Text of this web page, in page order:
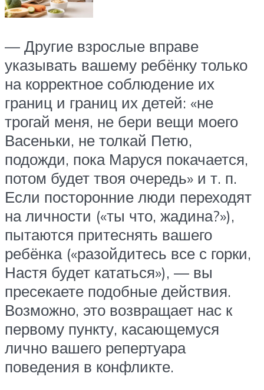
— Другие взрослые вправе
указывать вашему ребёнку только
на корректное соблюдение их
границ и границ их детей: «не
трогай меня, не бери вещи моего
Васеньки, не толкай Петю,
подожди, пока Маруся покачается,
потом будет твоя очередь» и т. п.
Если посторонние люди переходят
на личности («ты что, жадина?»),
пытаются притеснять вашего
ребёнка («разойдитесь все с горки,
Настя будет кататься»), — вы
пресекаете подобные действия.
Возможно, это возвращает нас к
первому пункту, касающемуся
лично вашего репертуара
поведения в конфликте.